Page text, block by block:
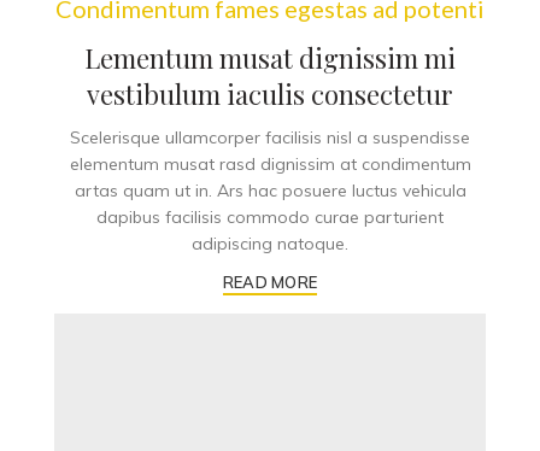
Condimentum fames egestas ad potenti
Lementum musat dignissim mi
vestibulum iaculis consectetur
Scelerisque ullamcorper facilisis nisl a suspendisse
elementum musat rasd dignissim at condimentum
artas quam ut in. Ars hac posuere luctus vehicula
dapibus facilisis commodo curae parturient
adipiscing natoque.
READ MORE